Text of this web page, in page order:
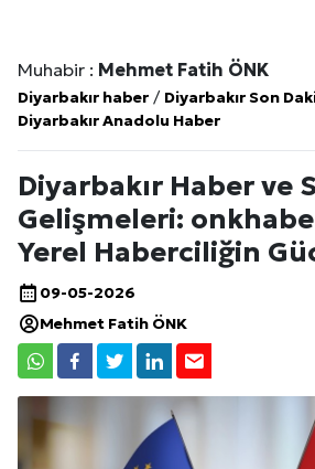
Muhabir : Mehmet Fatih ÖNK
Diyarbakır haber / Diyarbakır Son
Diyarbakır Anadolu Haber
Diyarbakır Haber ve
Gelişmeleri:
Yerel Haberciliğin
09-05-2026
Mehmet Fatih ÖNK